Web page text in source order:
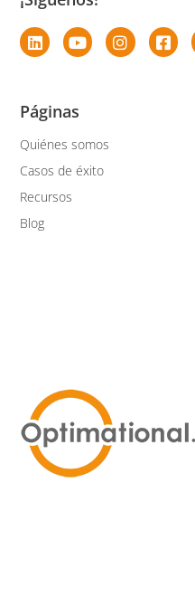
Páginas
Quiénes somos
Casos de éxito
Recursos
Blog